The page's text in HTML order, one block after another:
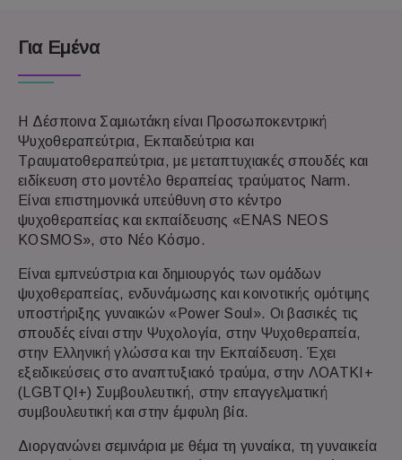
Για Εμένα
Η Δέσποινα Σαμιωτάκη είναι Προσωποκεντρική
Ψυχοθεραπεύτρια, Εκπαιδεύτρια και
Τραυματοθεραπεύτρια, με μεταπτυχιακές σπουδές και
ειδίκευση στο μοντέλο θεραπείας τραύματος Narm.
Είναι επιστημονικά υπεύθυνη στο κέντρο
ψυχοθεραπείας και εκπαίδευσης «ENAS NEOS
KOSMOS», στο Νέο Κόσμο.
Είναι εμπνεύστρια και δημιουργός των ομάδων
ψυχοθεραπείας, ενδυνάμωσης και κοινοτικής ομότιμης
υποστήριξης γυναικών «Power Soul». Οι βασικές τις
σπουδές είναι στην Ψυχολογία, στην Ψυχοθεραπεία,
στην Ελληνική γλώσσα και την Εκπαίδευση. Έχει
εξειδικεύσεις στο αναπτυξιακό τραύμα, στην ΛΟΑΤΚΙ+
(LGBTQI+) Συμβουλευτική, στην επαγγελματική
συμβουλευτική και στην έμφυλη βία.
Διοργανώνει σεμινάρια με θέμα τη γυναίκα, τη γυναικεία